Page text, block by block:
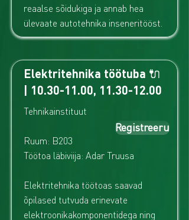
reaalse sõidukiga ja annab hea
ülevaate autotehnika inseneritööst.
Elektritehnika töötuba 🔌
| 10.30-11.00, 11.30-12.00
Tehnikainstituut
Ruum: B203
Töötoa läbiviija: Adar Truusa
Elektritehnika töötoas saavad
õpilased tutvuda erinevate
elektroonikakomponentidega ning
Registreeru